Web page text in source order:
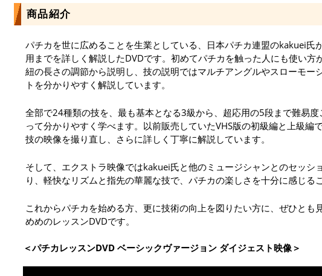
商品紹介
パチカを世に広めることを生業としている、日本パチカ連盟のkakuei氏
用までを詳しく解説したDVDです。初めてパチカを触った人にも使い方
紐の長さの調節から説明し、技の説明ではマルチアングルやスローモー
トを分かりやすく解説しています。
全部で24種類の技を、最も基本となる3級から、超応用の5段まで難易度
って分かりやすく学べます。以前販売していたVHS版の初級編と上級編
技の映像を撮り直し、さらに詳しく丁寧に解説しています。
そして、エクストラ映像ではkakuei氏と他のミュージシャンとのセッシ
り、軽快なリズムと指先の華麗な技で、パチカの楽しさを十分に感じる
これからパチカを始める方、更に技術の向上を図りたい方に、ぜひとも
めめのレッスンDVDです。
＜パチカレッスンDVD ベーシックヴァージョン ダイジェスト映像＞